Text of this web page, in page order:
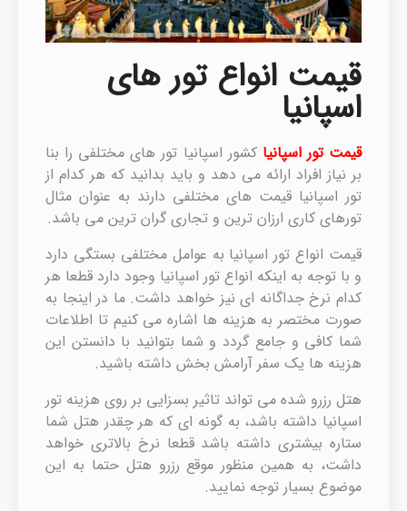
قیمت انواع تور های
اسپانیا
قیمت تور اسپانیا کشور اسپانیا تور های مختلفی را بنا
بر نیاز افراد ارائه می دهد و باید بدانید که هر کدام از
تور اسپانیا قیمت های مختلفی دارند به عنوان مثال
تورهای کاری ارزان ترین و تجاری گران ترین می باشد.
قیمت انواع تور اسپانیا به عوامل مختلفی بستگی دارد
و با توجه به اینکه انواع تور اسپانیا وجود دارد قطعا هر
کدام نرخ جداگانه ای نیز خواهد داشت. ما در اینجا به
صورت مختصر به هزینه ها اشاره می کنیم تا اطلاعات
شما کافی و جامع گردد و شما بتوانید با دانستن این
هزینه ها یک سفر آرامش بخش داشته باشید.
هتل رزرو شده می تواند تاثیر بسزایی بر روی هزینه تور
اسپانیا داشته باشد، به گونه ای که هر چقدر هتل شما
ستاره بیشتری داشته باشد قطعا نرخ بالاتری خواهد
داشت، به همین منظور موقع رزرو هتل حتما به این
موضوع بسیار توجه نمایید.